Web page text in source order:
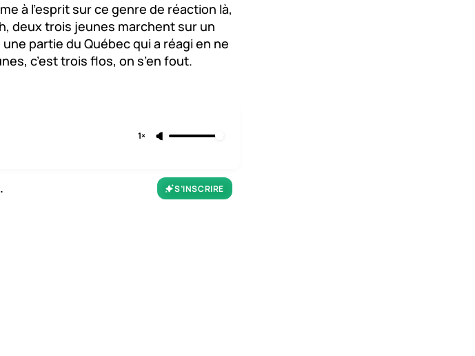
à l’esprit sur ce genre de réaction là,
deux trois jeunes marchent sur un
partie du Québec qui a réagi en ne
c’est trois flos, on s’en fout.
1×
S’INSCRIRE